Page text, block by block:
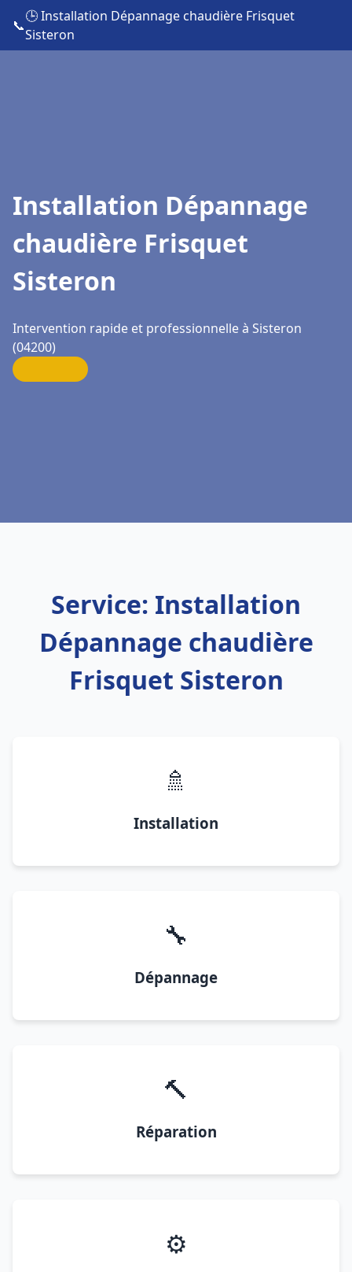
📞
🕒 Installation Dépannage chaudière Frisquet
Sisteron
Installation Dépannage
chaudière Frisquet
Sisteron
Intervention rapide et professionnelle à Sisteron
(04200)
Service: Installation
Dépannage chaudière
Frisquet Sisteron
🚿
Installation
🔧
Dépannage
🔨
Réparation
⚙️